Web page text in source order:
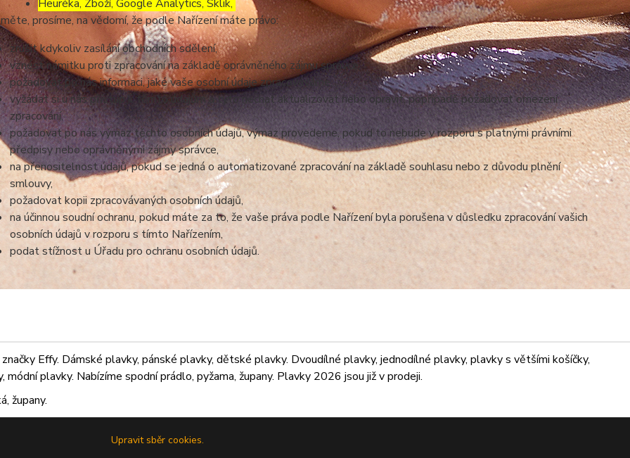
Heuréka, Zboží, Google Analytics, Sklik,
prosíme, na vědomí, že podle Nařízení máte právo:
zrušit kdykoliv zasílání obchodních sdělení,
vznést námitku proti zpracování na základě oprávněného zájmu správce,
požadovat po nás informaci, jaké vaše osobní údaje zpracováváme,
vyžádat si u nás přístup k těmto údajům a tyto nechat aktualizovat nebo opravit, popřípadě požadovat omezení
zpracování,
požadovat po nás výmaz těchto osobních údajů, výmaz provedeme, pokud to nebude v rozporu s platnými právními
předpisy nebo oprávněnými zájmy správce,
na přenositelnost údajů, pokud se jedná o automatizované zpracování na základě souhlasu nebo z důvodu plnění
smlouvy,
požadovat kopii zpracovávaných osobních údajů,
na účinnou soudní ochranu, pokud máte za to, že vaše práva podle Nařízení byla porušena v důsledku zpracování vašich
osobních údajů v rozporu s tímto Nařízením,
podat stížnost u Úřadu pro ochranu osobních údajů.
Effy. Dámské plavky, pánské plavky, dětské plavky. Dvoudílné plavky, jednodílné plavky, plavky s většími košíčky,
plavky. Nabízíme spodní prádlo, pyžama, župany. Plavky 2026 jsou již v prodeji.
župany.
Upravit sběr cookies.